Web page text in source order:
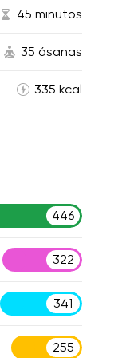
45 minutos
35 ásanas
335 kcal
446
322
341
255